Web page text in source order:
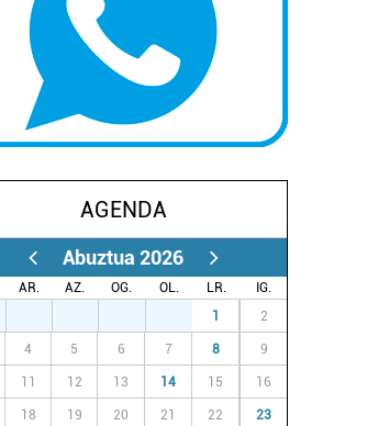
AGENDA
Abuztua 2026
AR. AZ. OG. OL. LR.
IG.
1 2
4 5 6 7 8 9
11 12 13 14 15 16
18 19 20 21 22 23